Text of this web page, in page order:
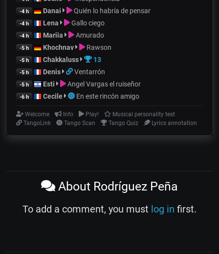
-4 h Danai Quién lo habría de pensar
-4 h Lena Gallo ciego
-4 h Mariia Amurado
-5 h Khochnav Rawson
-5 h Chakkaluss 13
-5 h Denis Ventarrón
-5 h Esti Angel Vargas el ruiseñor
-6 h Cecile En este rincón amigo
Welcome Info Play!
Musical personality test
TangoLink
Tango Scan Tango Quiz Lyrics annotation
About Rodríguez Peña
To add a comment, you must log in first.